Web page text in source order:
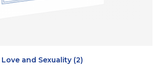
Love and Sexuality (2)